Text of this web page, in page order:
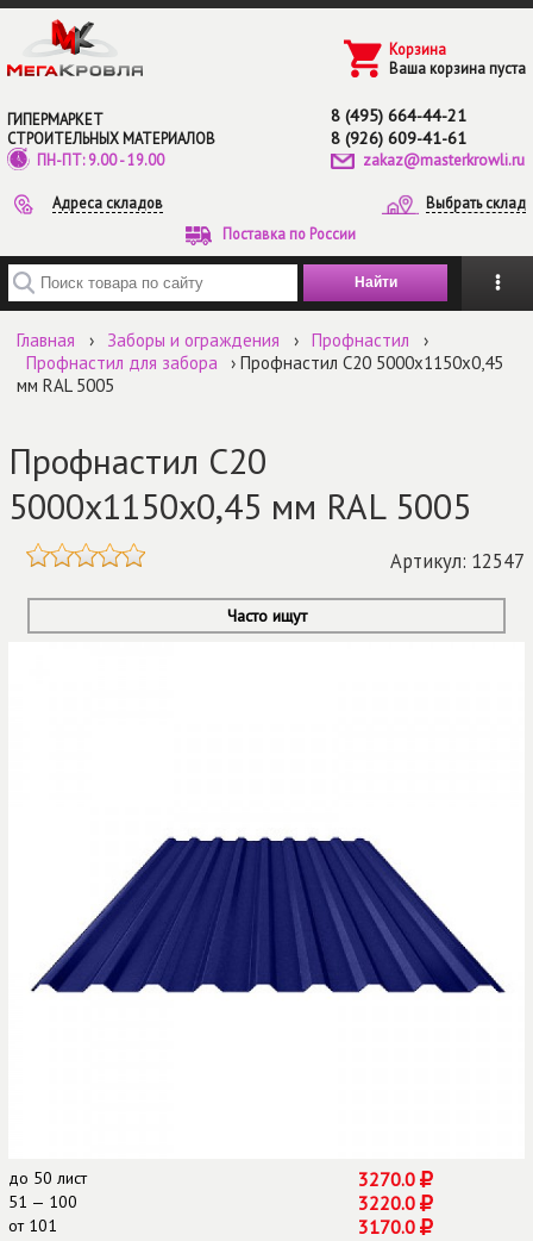
Перейти к основному содержанию
ГИПЕРМАРКЕТ
СТРОИТЕЛЬНЫХ МАТЕРИАЛОВ
ПН-ПТ: 9.00 - 19.00
8 (495) 664-44-21
8 (926) 609-41-61
zakaz@masterkrowli.ru
Адреса складов
Выбрать склад
Поставка по России
Корзина
Ваша корзина пуста
Введите ключевые слова для поиска
Главная › Заборы и ограждения › Профнастил
›
Профнастил для забора
› Профнастил С20 5000х1150х0,45
мм RAL 5005
Профнастил С20
5000х1150х0,45 мм RAL 5005
Артикул: 12547
Часто ищут
до 50 лист 3270.0
51 — 100 3220.0
от101 3170.0